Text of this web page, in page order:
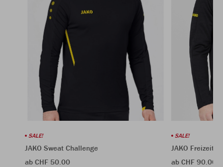
SALE!
JAKO Sweat Challenge
ab CHF 50.00
SALE!
JAKO
ab CHF 90.00